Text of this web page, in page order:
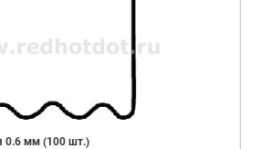
0.6 мм (100 шт.)